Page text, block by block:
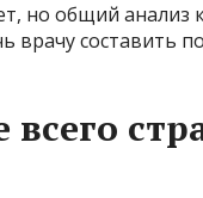
но общий анализ
врачу составить